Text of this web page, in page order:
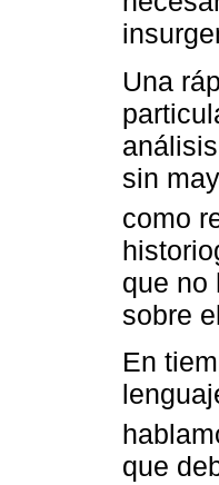
Una
sin
como
que no
sobre
En
que